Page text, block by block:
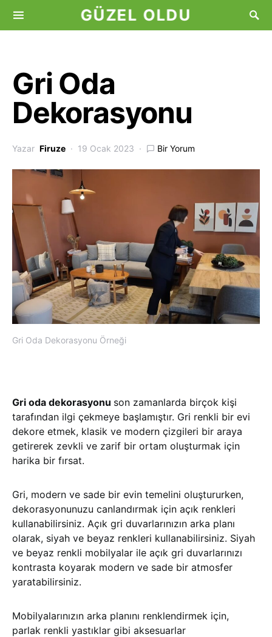
GÜZEL OLDU
Gri Oda
Dekorasyonu
Yazar Firuze 19 Ocak 2023 Bir Yorum
Gri Oda Dekorasyonu Örneği
Gri oda dekorasyonu son zamanlarda birçok kişi
tarafından ilgi çekmeye başlamıştır. Gri renkli bir evi
dekore etmek, klasik ve modern çizgileri bir araya
getirerek zevkli ve zarif bir ortam oluşturmak için
harika bir fırsat.
Gri, modern ve sade bir evin temelini oluştururken,
dekorasyonunuzu canlandırmak için açık renkleri
kullanabilirsiniz. Açık gri duvarlarınızın arka planı
olarak, siyah ve beyaz renkleri kullanabilirsiniz. Siyah
ve beyaz renkli mobilyalar ile açık gri duvarlarınızı
kontrasta koyarak modern ve sade bir atmosfer
yaratabilirsiniz.
Mobilyalarınızın arka planını renklendirmek için,
parlak renkli yastıklar gibi aksesuarlar